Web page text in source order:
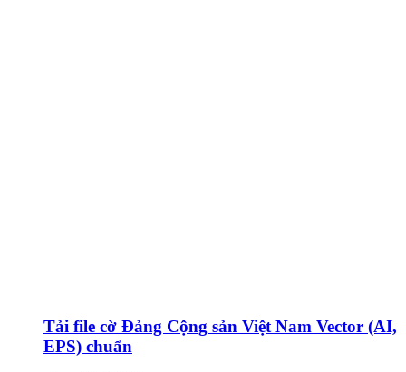
Tải file cờ Đảng Cộng sản Việt Nam Vector (AI,
EPS) chuẩn